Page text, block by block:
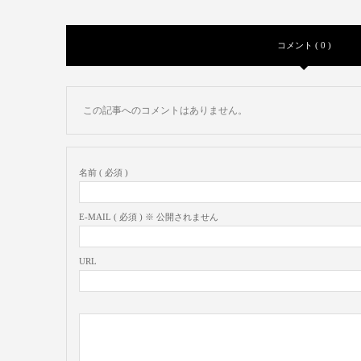
コメント ( 0 )
この記事へのコメントはありません。
名前 ( 必須 )
E-MAIL ( 必須 ) ※ 公開されません
URL